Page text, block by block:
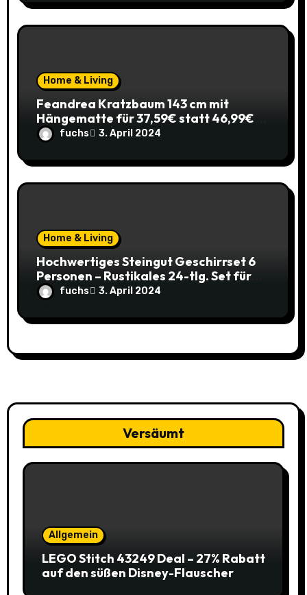
Home & Living
Feandrea Kratzbaum 143 cm mit
Hängematte für 37,59€ statt 46,99€ –
Katzenspaß zum Sparpreis!
fuchs 3. April 2024
Home & Living
Hochwertiges Steingut Geschirrset 6
Personen – Rustikales 24-tlg. Set für
nur 49,95€ statt 119,95€
fuchs 3. April 2024
Versäumt
Allgemein
LEGO Stitch 43249 Deal – 27% Rabatt
auf den süßen Disney-Flauscher